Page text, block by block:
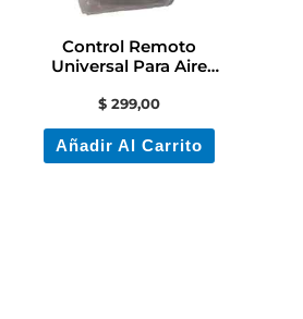
Control Remoto
Universal Para Aire
$299,00
Añadir Al Carrito